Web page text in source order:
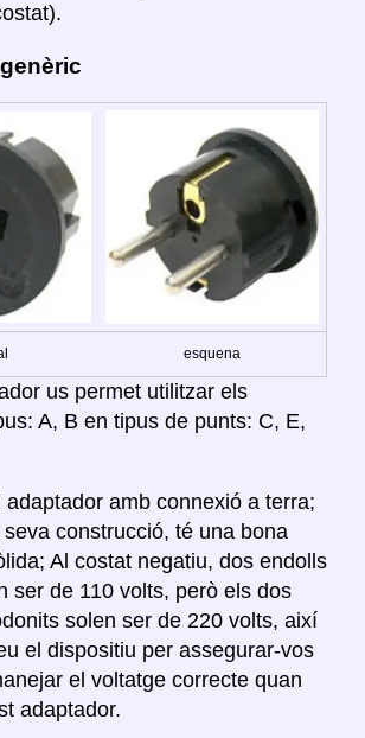
esquena
us permet utilitzar els
A, B en tipus de punts: C, E,
adaptador amb connexió a terra;
construcció, té una bona
Al costat negatiu, dos endolls
ser de 110 volts, però els dos
solen ser de 220 volts, així
el dispositiu per assegurar-vos
el voltatge correcte quan
adaptador.